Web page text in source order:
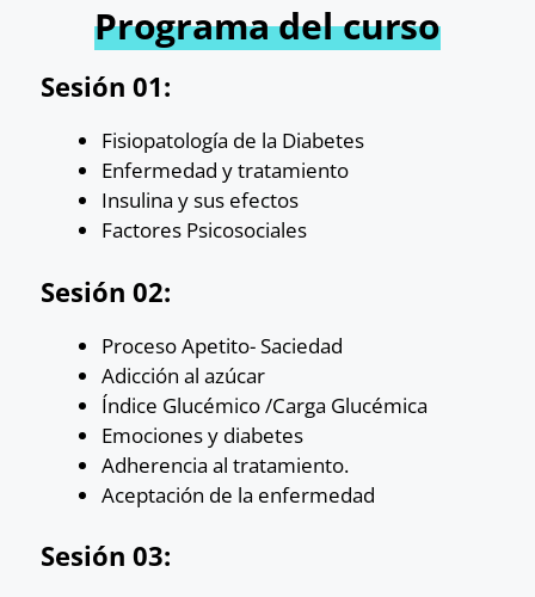
Programa del curso
Sesión 01:
Fisiopatología de la Diabetes
Enfermedad y tratamiento
Insulina y sus efectos
Factores Psicosociales
Sesión 02:
Proceso Apetito- Saciedad
Adicción al azúcar
Índice Glucémico /Carga Glucémica
Emociones y diabetes
Adherencia al tratamiento.
Aceptación de la enfermedad
Sesión 03: